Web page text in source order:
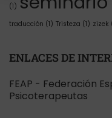
(1)
traducción (1) Tristeza (1) zizek
ENLACES DE
FEAP - Federación
Psicoterapeutas